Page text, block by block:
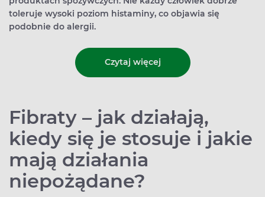
toleruje wysoki poziom histaminy, co objawia się
podobnie do alergii.
Czytaj więcej
Fibraty – jak działają,
kiedy się je stosuje i jakie
mają działania
niepożądane?